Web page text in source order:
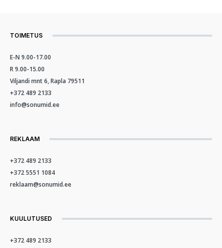
TOIMETUS
E-N 9.00-17.00
R 9.00-15.00
Viljandi mnt 6, Rapla 79511
+372 489 2133
info@sonumid.ee
REKLAAM
+372 489 2133
+372 5551 1084
reklaam@sonumid.ee
KUULUTUSED
+372 489 2133